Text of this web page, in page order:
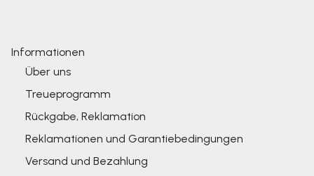
Informationen
Über uns
Treueprogramm
Rückgabe, Reklamation
Reklamationen und Garantiebedingungen
Versand und Bezahlung